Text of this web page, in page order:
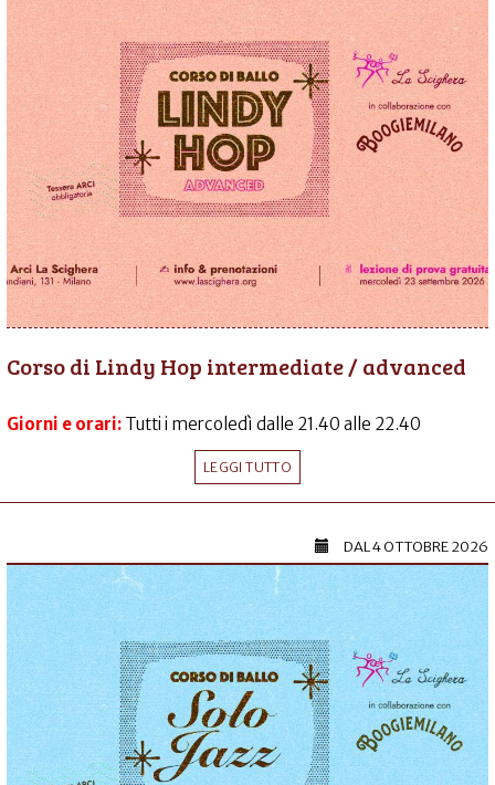
Corso di Lindy Hop intermediate / advanced
Giorni e orari: Tutti i mercoledì dalle 21.40 alle 22.40
LEGGI TUTTO
DAL4 OTTOBRE 2026